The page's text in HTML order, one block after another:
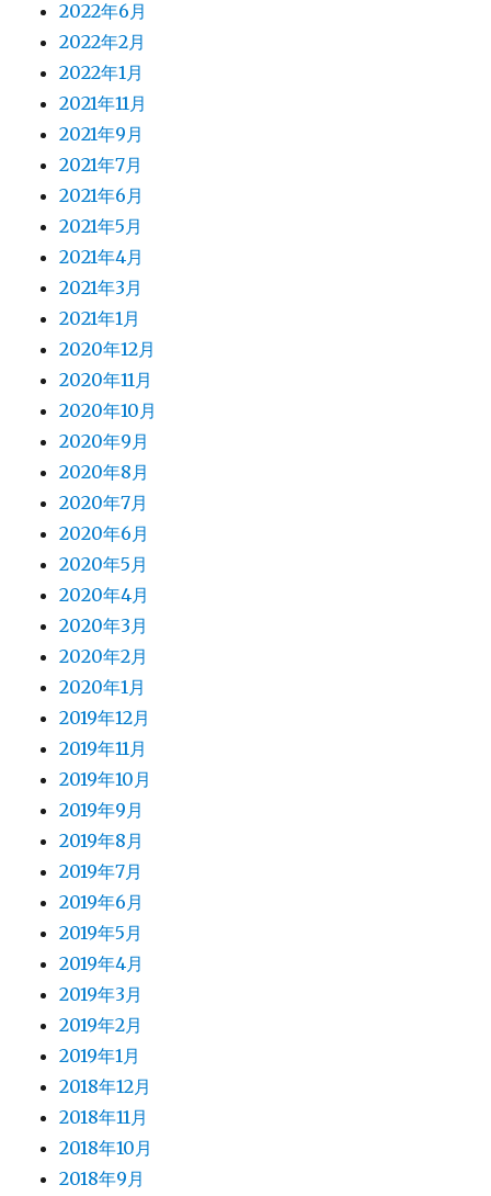
2022年6月
2022年2月
2022年1月
2021年11月
2021年9月
2021年7月
2021年6月
2021年5月
2021年4月
2021年3月
2021年1月
2020年12月
2020年11月
2020年10月
2020年9月
2020年8月
2020年7月
2020年6月
2020年5月
2020年4月
2020年3月
2020年2月
2020年1月
2019年12月
2019年11月
2019年10月
2019年9月
2019年8月
2019年7月
2019年6月
2019年5月
2019年4月
2019年3月
2019年2月
2019年1月
2018年12月
2018年11月
2018年10月
2018年9月